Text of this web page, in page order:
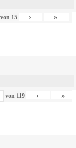
von 15 › »
von 119 › »